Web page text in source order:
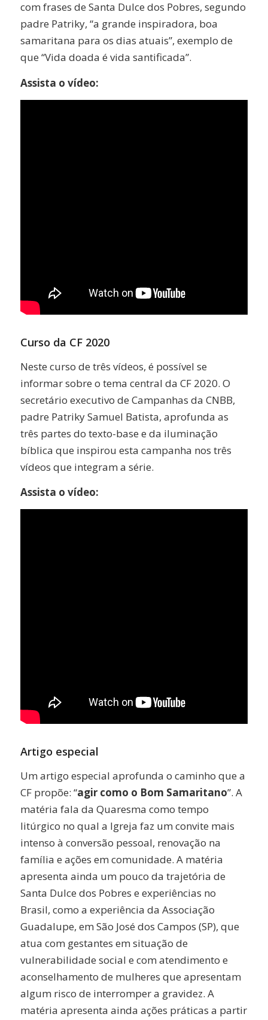
com frases de Santa Dulce dos Pobres, segundo
padre Patriky, “a grande inspiradora, boa
samaritana para os dias atuais”, exemplo de
que “Vida doada é vida santificada”.
Assista o vídeo:
Curso da CF 2020
Neste curso de três vídeos, é possível se
informar sobre o tema central da CF 2020. O
secretário executivo de Campanhas da CNBB,
padre Patriky Samuel Batista, aprofunda as
três partes do texto-base e da iluminação
bíblica que inspirou esta campanha nos três
vídeos que integram a série.
Assista o vídeo:
Artigo especial
Um artigo especial aprofunda o caminho que a
CF propõe: “agir como o Bom Samaritano”. A
matéria fala da Quaresma como tempo
litúrgico no qual a Igreja faz um convite mais
intenso à conversão pessoal, renovação na
família e ações em comunidade. A matéria
apresenta ainda um pouco da trajetória de
Santa Dulce dos Pobres e experiências no
Brasil, como a experiência da Associação
Guadalupe, em São José dos Campos (SP), que
atua com gestantes em situação de
vulnerabilidade social e com atendimento e
aconselhamento de mulheres que apresentam
algum risco de interromper a gravidez. A
matéria apresenta ainda ações práticas a partir